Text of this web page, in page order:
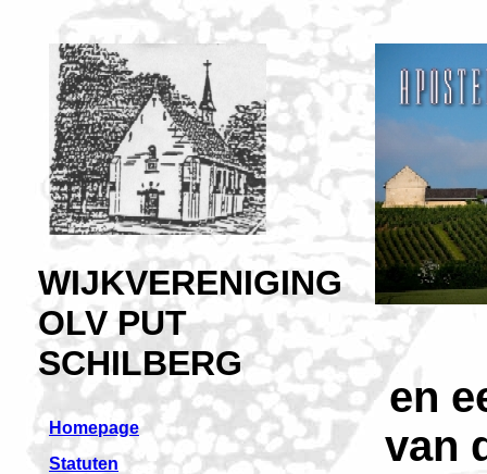
WIJKVERENIGING
OLV PUT
SCHILBERG
Homepage
Statuten
en
van